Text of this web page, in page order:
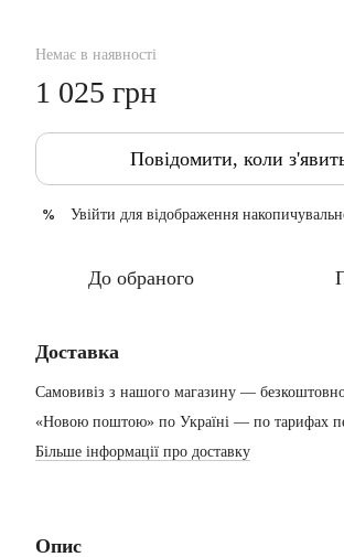
Немає в наявності
1 025 грн
Повідомити, коли
% Увійти для відображення
До обраного
Доставка
Самовивіз з нашого магазину —
«Новою поштою» по Україні — по тарифах
Більше інформації про доставку
Опис